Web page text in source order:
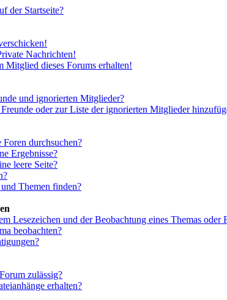
der Startseite?
Nachrichten!
Mitglied dieses Forums erhalten!
und ignorierten Mitglieder?
oder zur Liste der ignorierten Mitglieder
durchsuchen?
Ergebnisse?
leere Seite?
Themen finden?
Lesezeichen und der Beobachtung eines Themas oder
beobachten?
zulässig?
erhalten?